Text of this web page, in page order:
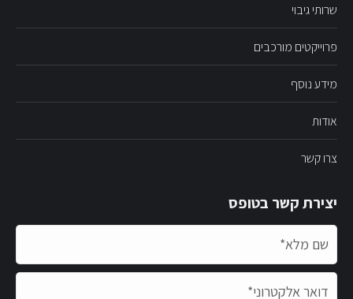
שרותי גיבוי
פרוייקטים מורכבים
מידע נוסף
אודות
צרו קשר
יצירת קשר בטופס